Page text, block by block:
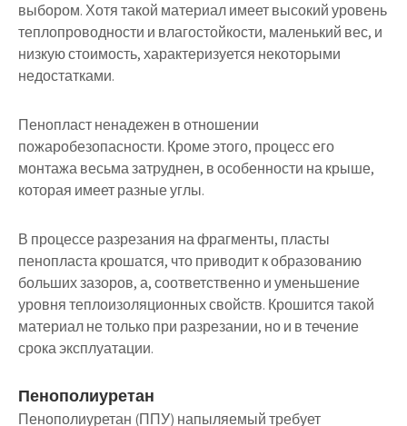
выбором. Хотя такой материал имеет высокий уровень
теплопроводности и влагостойкости, маленький вес, и
низкую стоимость, характеризуется некоторыми
недостатками.
Пенопласт ненадежен в отношении
пожаробезопасности. Кроме этого, процесс его
монтажа весьма затруднен, в особенности на крыше,
которая имеет разные углы.
В процессе разрезания на фрагменты, пласты
пенопласта крошатся, что приводит к образованию
больших зазоров, а, соответственно и уменьшение
уровня теплоизоляционных свойств. Крошится такой
материал не только при разрезании, но и в течение
срока эксплуатации.
Пенополиуретан
Пенополиуретан (ППУ) напыляемый требует